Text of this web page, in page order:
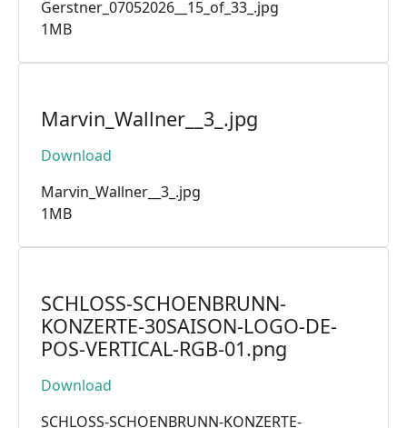
Gerstner_07052026__15_of_33_.jpg
1MB
Marvin_Wallner__3_.jpg
Download
Marvin_Wallner__3_.jpg
1MB
SCHLOSS-SCHOENBRUNN-
KONZERTE-30SAISON-LOGO-DE-
POS-VERTICAL-RGB-01.png
Download
SCHLOSS-SCHOENBRUNN-KONZERTE-